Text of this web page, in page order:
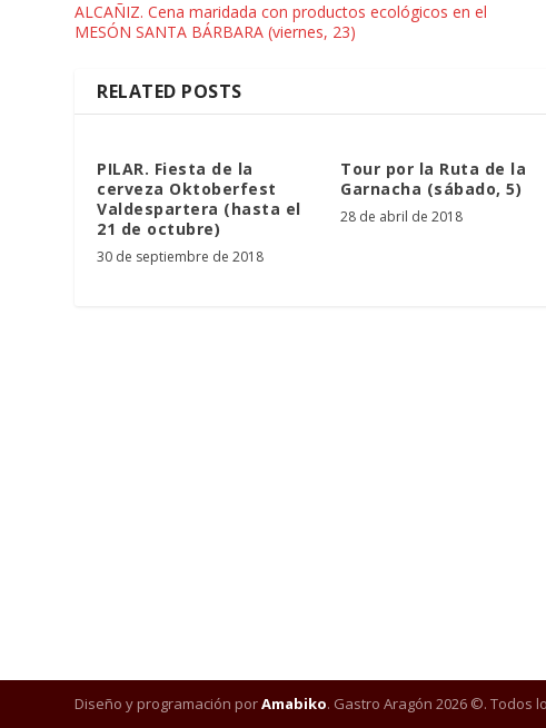
ALCAÑIZ. Cena maridada con productos ecológicos en el
MESÓN SANTA BÁRBARA (viernes, 23)
RELATED POSTS
PILAR. Fiesta de la
cerveza Oktoberfest
Valdespartera (hasta el
21 de octubre)
30 de septiembre de 2018
Tour por la Ruta de la
Garnacha (sábado, 5)
28 de abril de 2018
Diseño y programación porAmabiko. Gastro Aragón 2026 ©. Todos